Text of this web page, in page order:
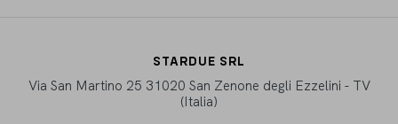
STARDUE SRL
Via San Martino 25 31020 San Zenone degli Ezzelini - TV
(Italia)